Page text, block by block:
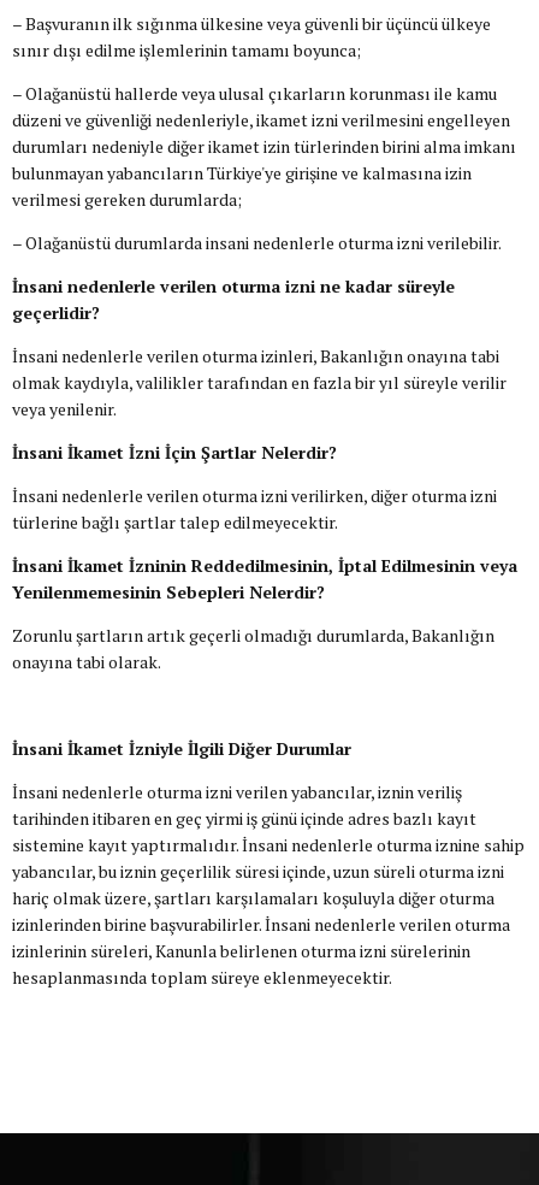
– Başvuranın ilk sığınma ülkesine veya güvenli bir üçüncü ülkeye
sınır dışı edilme işlemlerinin tamamı boyunca;
– Olağanüstü hallerde veya ulusal çıkarların korunması ile kamu
düzeni ve güvenliği nedenleriyle, ikamet izni verilmesini engelleyen
durumları nedeniyle diğer ikamet izin türlerinden birini alma imkanı
bulunmayan yabancıların Türkiye'ye girişine ve kalmasına izin
verilmesi gereken durumlarda;
– Olağanüstü durumlarda insani nedenlerle oturma izni verilebilir.
İnsani nedenlerle verilen oturma izni ne kadar süreyle
geçerlidir?
İnsani nedenlerle verilen oturma izinleri, Bakanlığın onayına tabi
olmak kaydıyla, valilikler tarafından en fazla bir yıl süreyle verilir
veya yenilenir.
İnsani İkamet İzni İçin Şartlar Nelerdir?
İnsani nedenlerle verilen oturma izni verilirken, diğer oturma izni
türlerine bağlı şartlar talep edilmeyecektir.
İnsani İkamet İzninin Reddedilmesinin, İptal Edilmesinin veya
Yenilenmemesinin Sebepleri Nelerdir?
Zorunlu şartların artık geçerli olmadığı durumlarda, Bakanlığın
onayına tabi olarak.
İnsani İkamet İzniyle İlgili Diğer Durumlar
İnsani nedenlerle oturma izni verilen yabancılar, iznin veriliş
tarihinden itibaren en geç yirmi iş günü içinde adres bazlı kayıt
sistemine kayıt yaptırmalıdır. İnsani nedenlerle oturma iznine sahip
yabancılar, bu iznin geçerlilik süresi içinde, uzun süreli oturma izni
hariç olmak üzere, şartları karşılamaları koşuluyla diğer oturma
izinlerinden birine başvurabilirler. İnsani nedenlerle verilen oturma
izinlerinin süreleri, Kanunla belirlenen oturma izni sürelerinin
hesaplanmasında toplam süreye eklenmeyecektir.